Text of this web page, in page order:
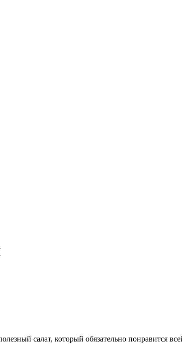
салат, который обязательно понравится